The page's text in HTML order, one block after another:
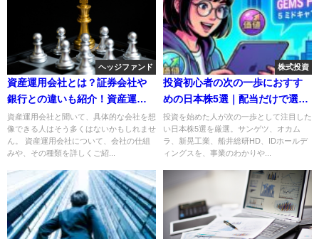
ヘッジファンド
資産運用会社とは？証券会社や
銀行との違いも紹介！資産運用
会社の収益構造や、特徴を知り
高リターンのファンドへ投資し
よう！
資産運用会社と聞いて、具体的な会社を想
像できる人はそう多くはないかもしれませ
ん。 資産運用会社について、会社の仕組
みや、その種類を詳しくご紹...
株式投資
投資初心者の次の一歩におすす
めの日本株5選｜配当だけで選ば
ない中堅優良株の見つけ方
投資を始めた人が次の一歩として注目した
い日本株5選を厳選。サンゲツ、オカム
ラ、新晃工業、船井総研HD、IDホールデ
ィングスを、事業のわかりや...